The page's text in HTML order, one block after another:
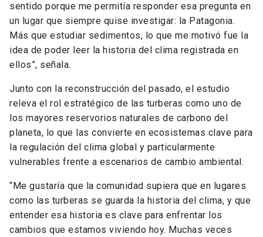
sentido porque me permitía responder esa pregunta en
un lugar que siempre quise investigar: la Patagonia.
Más que estudiar sedimentos, lo que me motivó fue la
idea de poder leer la historia del clima registrada en
ellos”, señala.
Junto con la reconstrucción del pasado, el estudio
releva el rol estratégico de las turberas como uno de
los mayores reservorios naturales de carbono del
planeta, lo que las convierte en ecosistemas clave para
la regulación del clima global y particularmente
vulnerables frente a escenarios de cambio ambiental.
“Me gustaría que la comunidad supiera que en lugares
como las turberas se guarda la historia del clima, y que
entender esa historia es clave para enfrentar los
cambios que estamos viviendo hoy. Muchas veces